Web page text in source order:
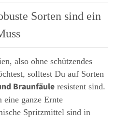
Sorten sind ein
also ohne schützendes
solltest Du auf Sorten
Braunfäule resistent sind.
eine ganze Ernte
Spritzmittel sind in